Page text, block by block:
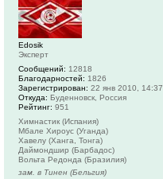
Edosik
Эксперт
Сообщений: 12818
Благодарностей: 1826
Зарегистрирован: 22 янв 2010, 14:37
Откуда: Буденновск, Россия
Рейтинг: 951
Химнастик (Испания)
Мбале Хироус (Уганда)
Хавелу (Ханга, Тонга)
Даймондшир (Барбадос)
Вольта Редонда (Бразилия)
зам. в Тинен (Бельгия)